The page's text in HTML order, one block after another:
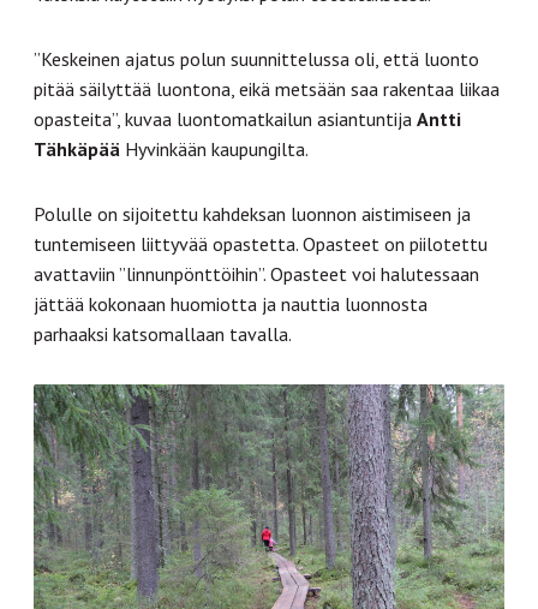
”Keskeinen ajatus polun suunnittelussa oli, että luonto
pitää säilyttää luontona, eikä metsään saa rakentaa liikaa
opasteita”, kuvaa luontomatkailun asiantuntija Antti
Tähkäpää Hyvinkään kaupungilta.
Polulle on sijoitettu kahdeksan luonnon aistimiseen ja
tuntemiseen liittyvää opastetta. Opasteet on piilotettu
avattaviin ”linnunpönttöihin”. Opasteet voi halutessaan
jättää kokonaan huomiotta ja nauttia luonnosta
parhaaksi katsomallaan tavalla.